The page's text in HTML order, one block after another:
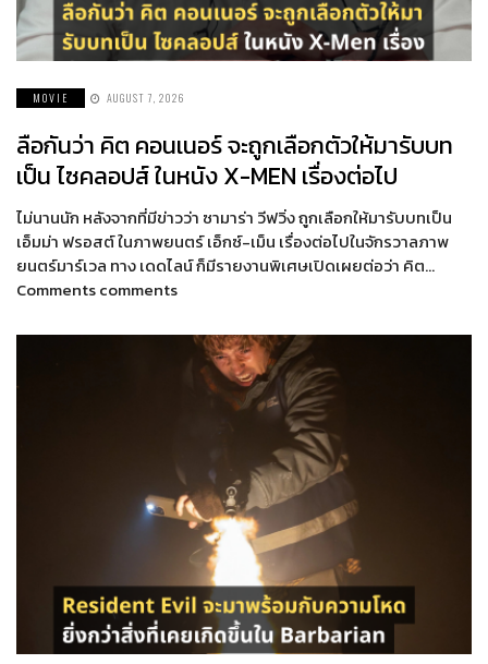
MOVIE AUGUST 7, 2026
ลือกันว่า คิต คอนเนอร์ จะถูกเลือกตัวให้มารับบท
เป็น ไซคลอปส์ ในหนัง X-MEN เรื่องต่อไป
ไม่นานนัก หลังจากที่มีข่าวว่า ซามาร่า วีฟวิ่ง ถูกเลือกให้มารับบทเป็น
เอ็มม่า ฟรอสต์ ในภาพยนตร์ เอ็กซ์-เม็น เรื่องต่อไปในจักรวาลภาพ
ยนตร์มาร์เวล ทาง เดดไลน์ ก็มีรายงานพิเศษเปิดเผยต่อว่า คิต…
Comments comments